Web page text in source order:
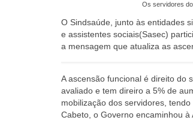
Os servidores
O Sindsaúde, junto às entidades
e assistentes sociais(Sasec)
a mensagem que atualiza as
A ascensão funcional é direito do
avaliado e tem direiro a 5% de
mobilização dos servidores,
Cabeto, o Governo encaminhou à